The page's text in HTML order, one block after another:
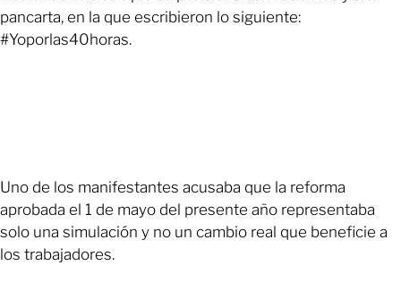
pancarta, en la que escribieron lo siguiente:
#Yoporlas40horas.
Uno de los manifestantes acusaba que la reforma
aprobada el 1 de mayo del presente año representaba
solo una simulación y no un cambio real que beneficie a
los trabajadores.